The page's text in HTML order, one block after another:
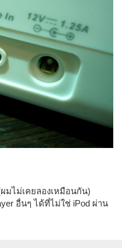
มไม่เคยลองเหมือนกัน)
อื่นๆ ได้ที่ไม่ใช่ iPod ผ่าน